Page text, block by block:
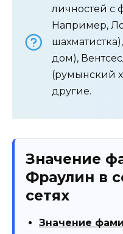
личностей с
Например,
дом),
(румынский
другие.
Значение
Фраулин в
сетях
Значение